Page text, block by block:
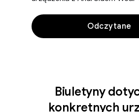
Odczytane
Biuletyny
konkretnych